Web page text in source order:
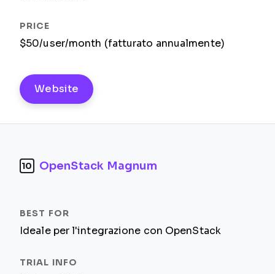
$50/user/month (fatturato annualmente)
Website
10 OpenStack Magnum
Ideale per l'integrazione con OpenStack